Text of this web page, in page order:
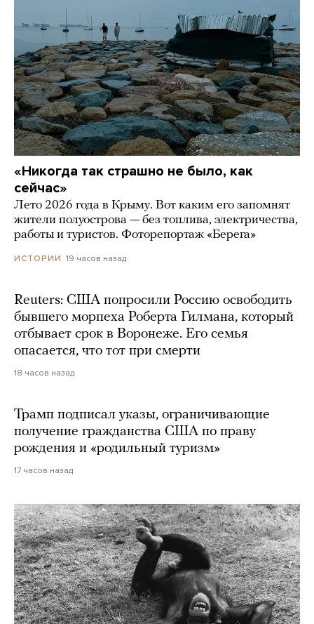
«Никогда так страшно не было, как
сейчас»
Лето 2026 года в Крыму. Вот каким его запомнят
жители полуострова — без топлива, электричества,
работы и туристов. Фоторепортаж «Берега»
ИСТОРИИ 19 часов назад
Reuters: США попросили Россию освободить
бывшего морпеха Роберта Гилмана, который
отбывает срок в Воронеже. Его семья
опасается, что тот при смерти
18 часов назад
Трамп подписал указы, ограничивающие
получение гражданства США по праву
рождения и «родильный туризм»
17 часов назад